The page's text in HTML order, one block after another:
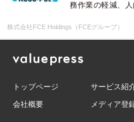
務作業の軽減、
株式会社FCE Holdings（FCEグループ）
トップページ サービス紹
会社概要
メディア登